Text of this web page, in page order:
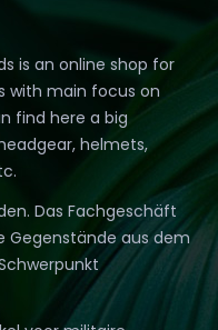
is an online shop for
with main focus on
find here a big
helmets,
Das Fachgeschäft
Gegenstände aus dem